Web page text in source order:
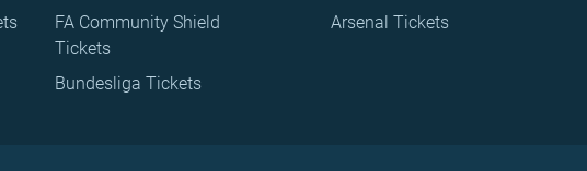
FA Community Shield
Tickets
Bundesliga Tickets
Arsenal Tickets